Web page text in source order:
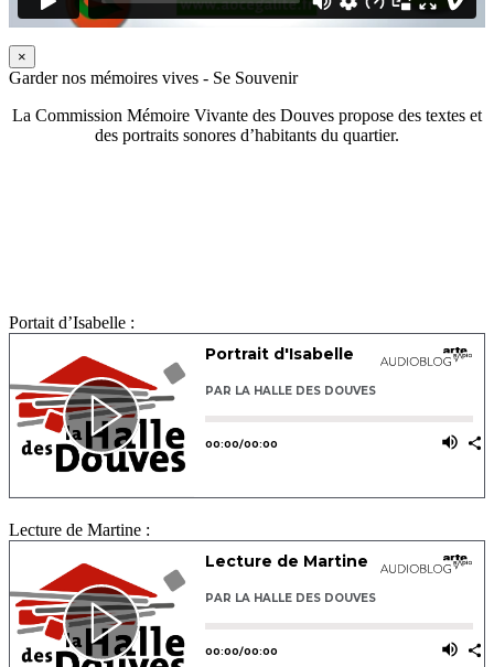
×
Garder nos mémoires vives - Se Souvenir
La Commission Mémoire Vivante des Douves propose des textes et
des portraits sonores d’habitants du quartier.
Portait d’Isabelle :
Lecture de Martine :